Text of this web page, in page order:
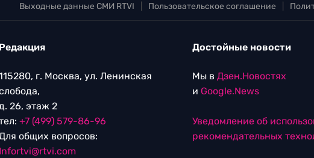
Выходные данные СМИ RTVI Пользовательское соглашение
Редакция
г. Москва, ул. Ленинская
26, этаж 2
+7 (499) 579-86-96
общих вопросов:
Infortvi@rtvi.com
Достойные новости
Мы в Дзен.Новостях
и Google.News
Уведомление об
рекомендательных